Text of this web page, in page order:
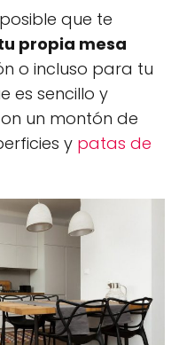
que te
propia mesa
o incluso para tu
es sencillo y
un montón de
y patas de